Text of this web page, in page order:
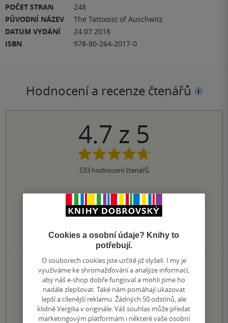
POČET STRAN
248
PŮVODNÍ NÁZEV
The Tattooist of Auschwitz
DATUM VYDÁNÍ
24.07.2018
ISBN
978-80-264-2017-0
Hodnocení a recenze čtenářů
4.7 z 5
533hodnocení čtenářů
78×
4 hvězdičky
29×
3 hvězdičky
1×
1 hvezdička
PŘIDEJTE SVÉ HODNOCENÍ KNIHY
Hodnocení našich knihkupců: 0.0 z 5
1 2 3 4 5
Cookies a osobní údaje? Knihy to
potřebují.
O souborech cookies jste určitě již slyšeli. I my je
využíváme ke shromažďování a analýze informací,
aby náš e-shop dobře fungoval a mohli jsme ho
nadále zlepšovat. Také nám pomáhají ukazovat
lepší a cílenější reklamu. Žádných 50 odstínů, ale
klidně Vergilia v originále. Váš souhlas může předat
marketingovým platformám i některé vaše osobní